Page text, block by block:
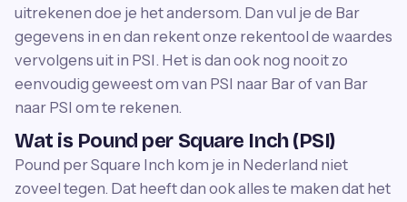
uitrekenen doe je het andersom. Dan vul je de Bar
gegevens in en dan rekent onze rekentool de waardes
vervolgens uit in PSI. Het is dan ook nog nooit zo
eenvoudig geweest om van PSI naar Bar of van Bar
naar PSI om te rekenen.
Wat is Pound per Square Inch (PSI)
Pound per Square Inch kom je in Nederland niet
zoveel tegen. Dat heeft dan ook alles te maken dat het